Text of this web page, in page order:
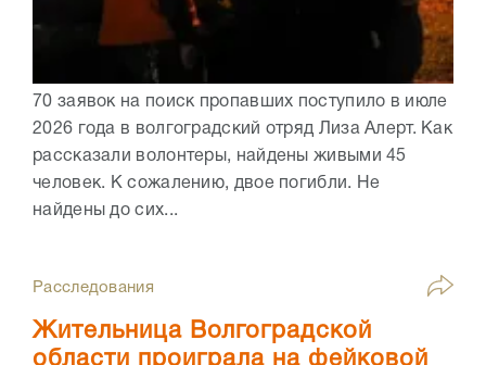
70 заявок на поиск пропавших поступило в июле
2026 года в волгоградский отряд Лиза Алерт. Как
рассказали волонтеры, найдены живыми 45
человек. К сожалению, двое погибли. Не
найдены до сих...
Расследования
Жительница Волгоградской
области проиграла на фейковой